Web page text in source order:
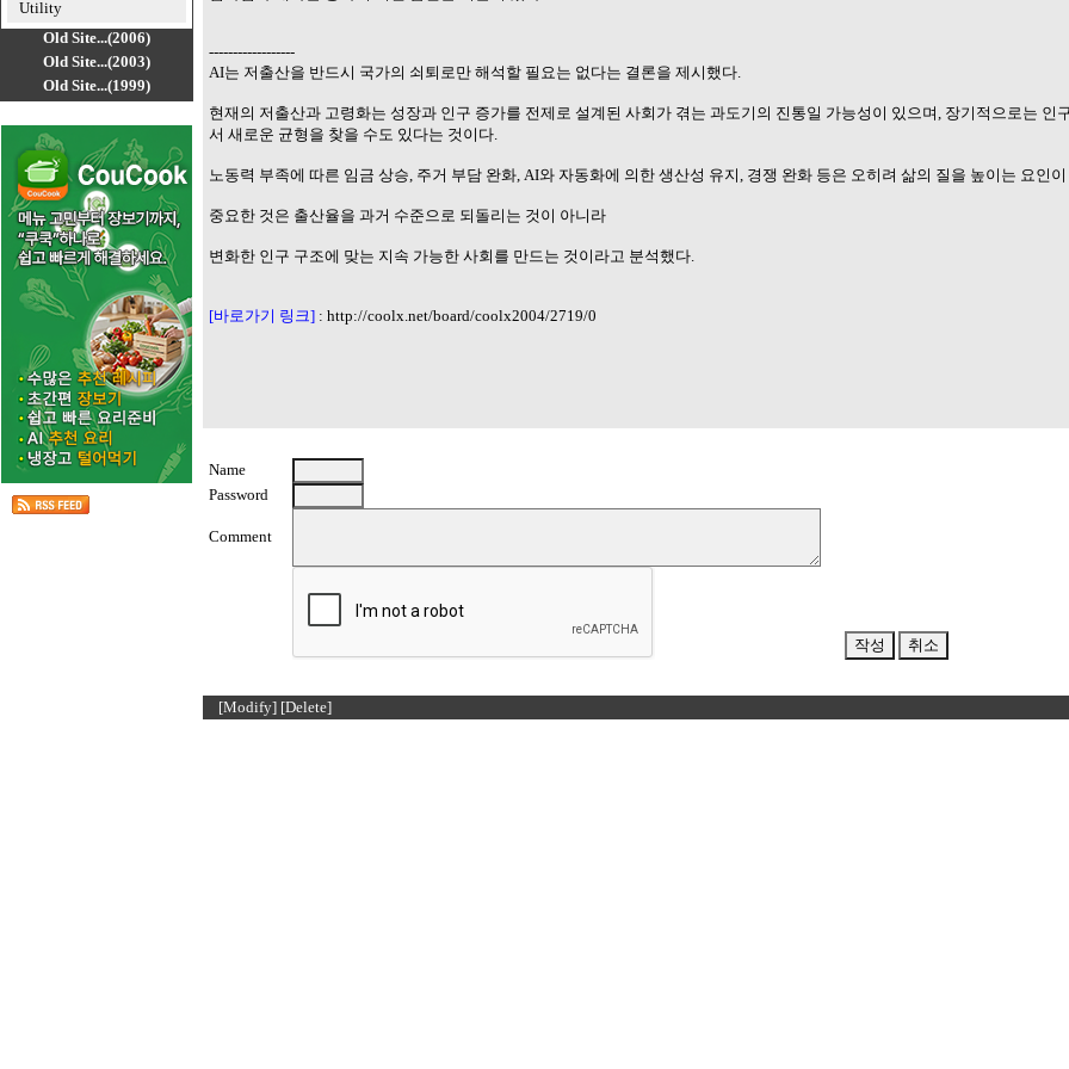
Utility
Old Site...(2006)
Old Site...(2003)
Old Site...(1999)
------------------
AI는 저출산을 반드시 국가의 쇠퇴로만 해석할 필요는 없다는 결론을 제시했다.
현재의 저출산과 고령화는 성장과 인구 증가를 전제로 설계된 사회가 겪는 과도기의 진통일 가능성이 있으며, 장기적으로는 인
서 새로운 균형을 찾을 수도 있다는 것이다.
노동력 부족에 따른 임금 상승, 주거 부담 완화, AI와 자동화에 의한 생산성 유지, 경쟁 완화 등은 오히려 삶의 질을 높이는 요인
중요한 것은 출산율을 과거 수준으로 되돌리는 것이 아니라
변화한 인구 구조에 맞는 지속 가능한 사회를 만드는 것이라고 분석했다.
[바로가기 링크] : http://coolx.net/board/coolx2004/2719/0
Name
Password
Comment
[Modify] [Delete]